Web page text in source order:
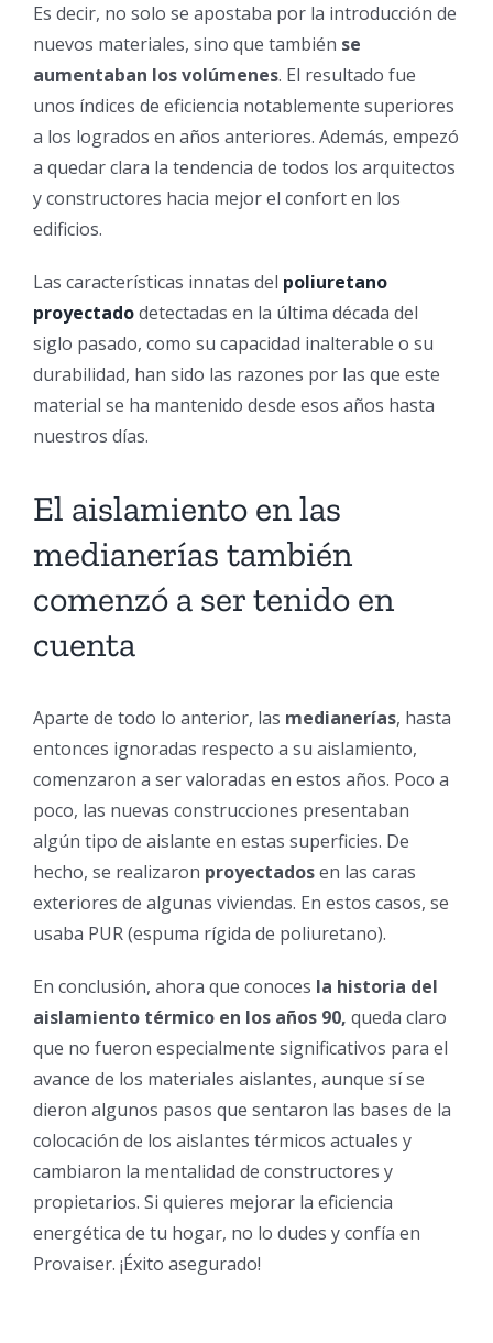
Es decir, no solo se apostaba por la introducción de
nuevos materiales, sino que también se
aumentaban los volúmenes. El resultado fue
unos índices de eficiencia notablemente superiores
a los logrados en años anteriores. Además, empezó
a quedar clara la tendencia de todos los arquitectos
y constructores hacia mejor el confort en los
edificios.
Las características innatas del poliuretano
proyectadodetectadas en la última década del
siglo pasado, como su capacidad inalterable o su
durabilidad, han sido las razones por las que este
material se ha mantenido desde esos años hasta
nuestros días.
El aislamiento en las
medianerías también
comenzó a ser tenido en
cuenta
Aparte de todo lo anterior, las medianerías, hasta
entonces ignoradas respecto a su aislamiento,
comenzaron a ser valoradas en estos años. Poco a
poco, las nuevas construcciones presentaban
algún tipo de aislante en estas superficies. De
hecho, se realizaron proyectadosen las caras
exteriores de algunas viviendas. En estos casos, se
usaba PUR (espuma rígida de poliuretano).
En conclusión, ahora que conoces la historia del
aislamiento térmico en los años 90, queda claro
que no fueron especialmente significativos para el
avance de los materiales aislantes, aunque sí se
dieron algunos pasos que sentaron las bases de la
colocación de los aislantes térmicos actuales y
cambiaron la mentalidad de constructores y
propietarios. Si quieres mejorar la eficiencia
energética de tu hogar, no lo dudes y confía en
Provaiser. ¡Éxito asegurado!